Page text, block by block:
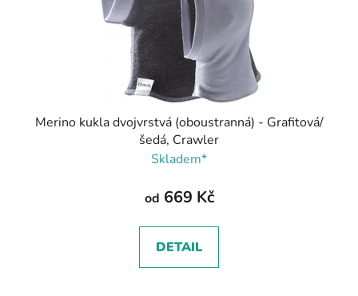
Merino kukla dvojvrstvá (oboustranná) - Grafitová/
šedá, Crawler
Skladem*
od 669 Kč
DETAIL